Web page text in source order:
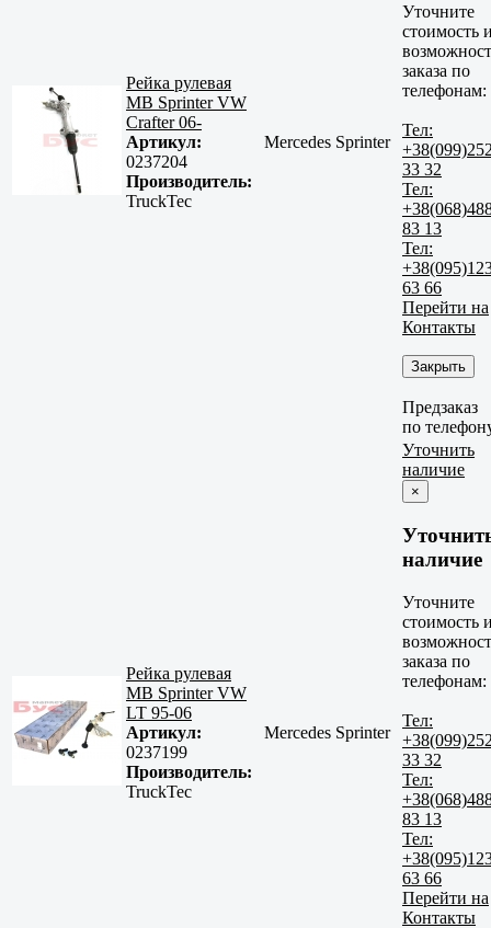
Рейка рулевая
MB Sprinter VW
Crafter 06-
Артикул:
0237204
Производитель:
TruckTec
Mercedes Sprinter
Уточните
стоимость
заказа по
телефонам:
Тел:
33 32
Тел:
83 13
Тел:
63 66
Перейти на
Контакты
Закрыть
Предзаказ
по
Рейка рулевая
MB Sprinter VW
LT 95-06
Артикул:
0237199
Производитель:
TruckTec
Mercedes Sprinter
Уточнить
наличие
×
наличие
Уточните
стоимость
заказа по
телефонам:
Тел:
33 32
Тел:
83 13
Тел:
63 66
Перейти на
Контакты